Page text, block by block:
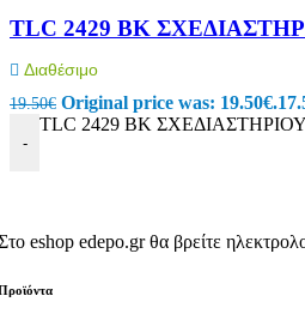
Φωτοβολταϊκά
Μόνιμης
Testers
TLC 2429 BK
Διαθέσιμο
19.50€ Original price was: 19.50€.
-
TLC 2429 BK
eshop edepo.gr θα βρείτε